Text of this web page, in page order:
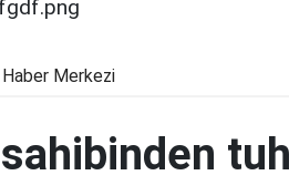
Haber Merkezi